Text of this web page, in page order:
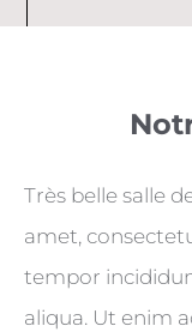
Très belle salle
amet,
tempor
aliqua. Ut enim